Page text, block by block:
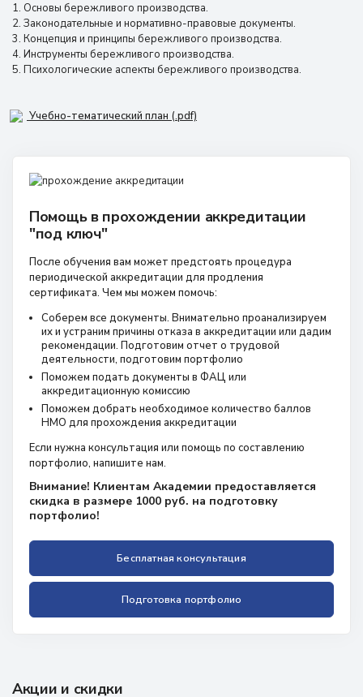
1. Основы бережливого производства.
2. Законодательные и нормативно-правовые документы.
3. Концепция и принципы бережливого производства.
4. Инструменты бережливого производства.
5. Психологические аспекты бережливого производства.
Учебно-тематический план (.pdf)
Помощь в прохождении аккредитации
"под ключ"
После обучения вам может предстоять процедура
периодической аккредитации для продления
сертификата. Чем мы можем помочь:
Соберем все документы. Внимательно проанализируем
их и устраним причины отказа в аккредитации или дадим
рекомендации. Подготовим отчет о трудовой
деятельности, подготовим портфолио
Поможем подать документы в ФАЦ или
аккредитационную комиссию
Поможем добрать необходимое количество баллов
НМО для прохождения аккредитации
Если нужна консультация или помощь по составлению
портфолио, напишите нам.
Внимание! Клиентам Академии предоставляется
скидка в размере 1000 руб. на подготовку
портфолио!
Бесплатная консультация
Подготовка портфолио
Акции и скидки